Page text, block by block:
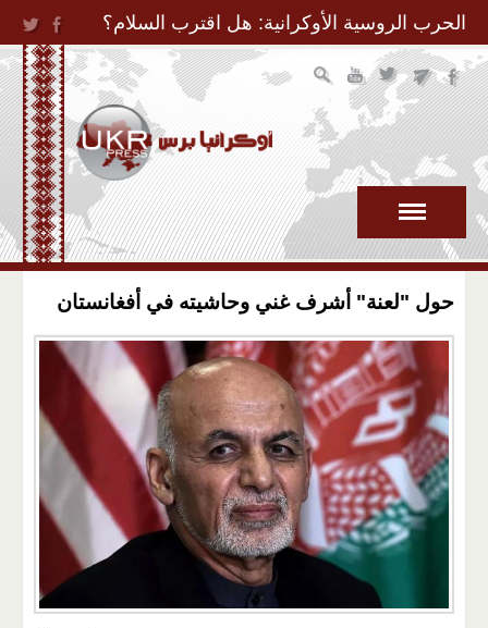
Jump to Navigation
الحرب الروسية الأوكرانية: هل اقترب السلام؟
حول "لعنة" أشرف غني وحاشيته في أفغانستان